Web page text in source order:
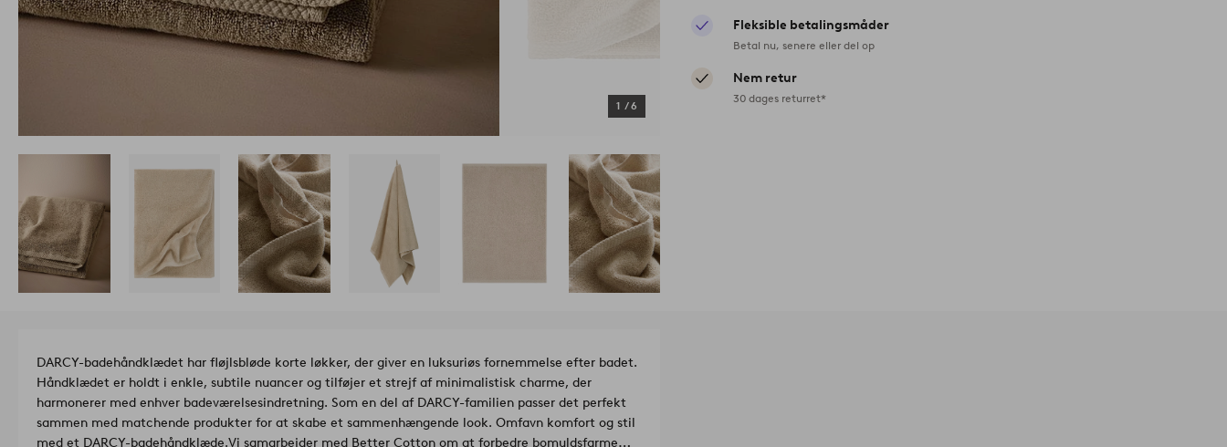
1 /6
Fleksible betalingsmåder
Betal nu, senere eller del op
Nem retur
30 dages returret*
DARCY-badehåndklædet har fløjlsbløde korte løkker, der giver en luksuriøs fornemmelse efter badet.
Håndklædet er holdt i enkle, subtile nuancer og tilføjer et strejf af minimalistisk charme, der
harmonerer med enhver badeværelsesindretning. Som en del af DARCY-familien passer det perfekt
sammen med matchende produkter for at skabe et sammenhængende look. Omfavn komfort og stil
med et DARCY-badehåndklæde.Vi samarbejder med Better Cotton om at forbedre bomuldsfarme